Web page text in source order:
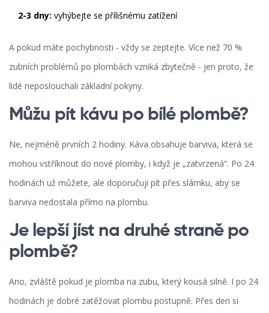
2-3 dny: vyhýbejte se přílišnému zatížení
A pokud máte pochybnosti - vždy se zeptejte. Více než 70 %
zubních problémů po plombách vzniká zbytečně - jen proto, že
lidé neposlouchali základní pokyny.
Můžu pít kávu po bílé plombě?
Ne, nejméně prvních 2 hodiny. Káva obsahuje barviva, která se
mohou vstříknout do nové plomby, i když je „zatvrzená“. Po 24
hodinách už můžete, ale doporučuji pít přes slámku, aby se
barviva nedostala přímo na plombu.
Je lepší jíst na druhé straně po
plombě?
Ano, zvláště pokud je plomba na zubu, který kousá silně. I po 24
hodinách je dobré zatěžovat plombu postupně. Přes den si